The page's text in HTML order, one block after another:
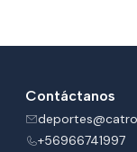
Contáctanos
+56966741997